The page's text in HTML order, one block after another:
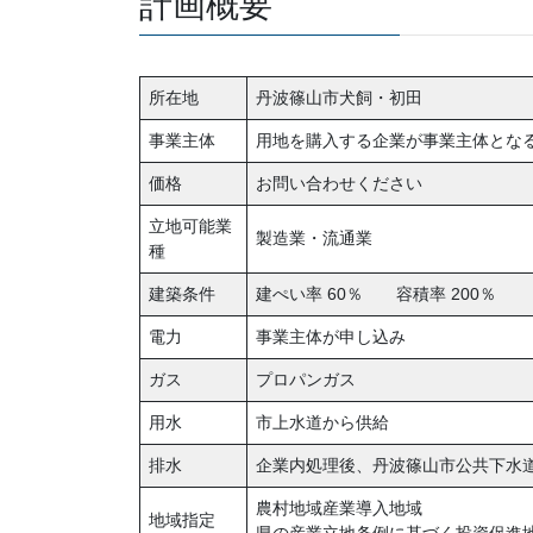
所在地 丹波篠山市犬飼・初田
事業主体 用地を購入する企業が事業主体とな
価格 お問い合わせください
立地可能業
種
製造業・流通業
建築条件 建ぺい率 60％ 容積率 200％
電力 事業主体が申し込み
ガス プロパンガス
用水 市上水道から供給
排水 企業内処理後、丹波篠山市公共下水
地域指定
農村地域産業導入地域